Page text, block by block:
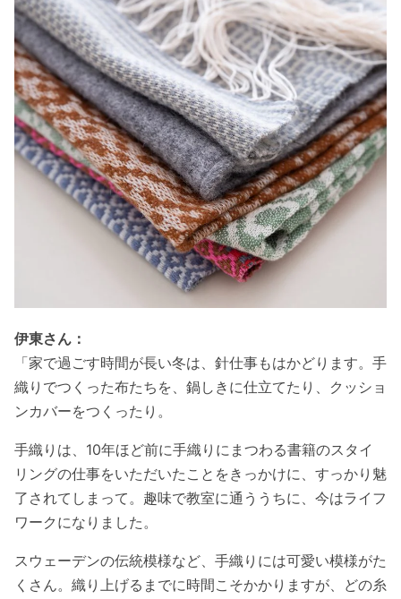
伊東さん：
「家で過ごす時間が長い冬は、針仕事もはかどります。手
織りでつくった布たちを、鍋しきに仕立てたり、クッショ
ンカバーをつくったり。
手織りは、10年ほど前に手織りにまつわる書籍のスタイ
リングの仕事をいただいたことをきっかけに、すっかり魅
了されてしまって。趣味で教室に通ううちに、今はライフ
ワークになりました。
スウェーデンの伝統模様など、手織りには可愛い模様がた
くさん。織り上げるまでに時間こそかかりますが、どの糸